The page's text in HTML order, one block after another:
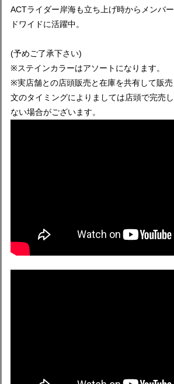
ACTライダー岸海も立ち上げ時からメンバ
ドワイドに活躍中。
(予めご了承下さい)
※ステインカラーはアソートになります。
※実店舗との店頭販売と在庫を共有して販
文のタイミングによりましては店頭で完売
ない場合がございます。